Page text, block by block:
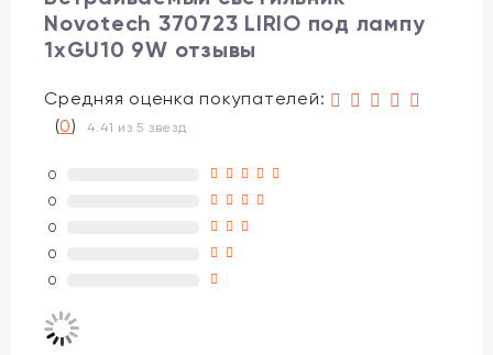
Novotech 370723 LIRIO под лампу
1xGU10 9W отзывы
Средняя оценка покупателей:
(0)4.41 из 5 звезд
0
0
0
0
0